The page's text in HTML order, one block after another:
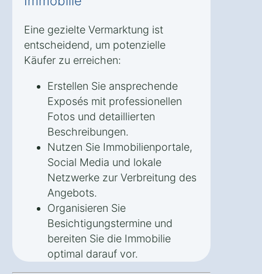
Eine gezielte Vermarktung ist
entscheidend, um potenzielle
Käufer zu erreichen:
Erstellen Sie ansprechende
Exposés mit professionellen
Fotos und detaillierten
Beschreibungen.
Nutzen Sie Immobilienportale,
Social Media und lokale
Netzwerke zur Verbreitung des
Angebots.
Organisieren Sie
Besichtigungstermine und
bereiten Sie die Immobilie
optimal darauf vor.